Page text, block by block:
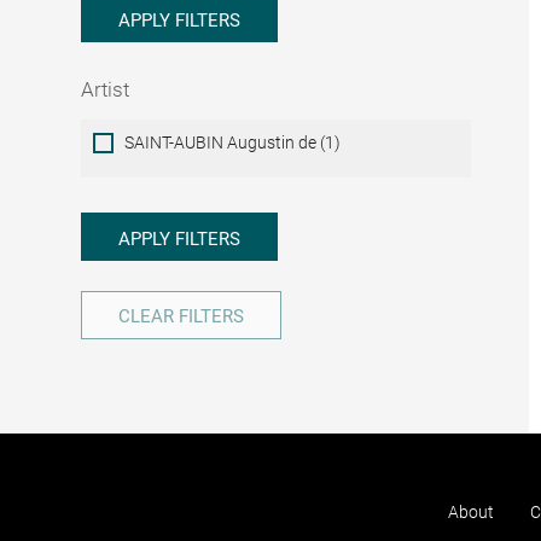
APPLY FILTERS
Artist
ArtistSAINT-AUBIN Augustin de (1)
APPLY FILTERS
CLEAR FILTERS
About